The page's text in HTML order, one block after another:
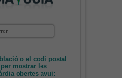
o el codi postal
mostrar les
obertes avui: